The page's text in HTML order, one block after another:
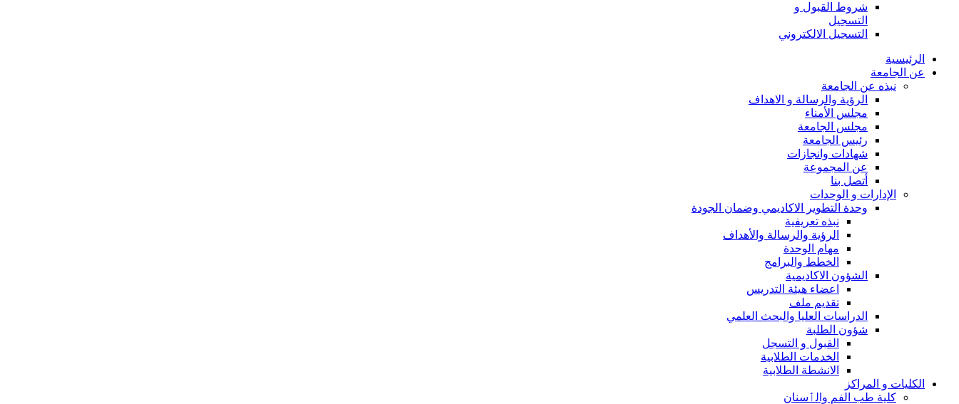
شروط القبول و
التسجيل
التسجيل الالكتروني
الرئيسية
عن الجامعة
نبذه عن الجامعة
الرؤية والرسالة و الاهداف
مجلس الأمناء
مجلس الجامعة
رئيس الجامعة
شهادات وانجازات
عن المجموعة
أتصل بنا
الإدارات و الوحدات
وحدة التطوير الاكاديمي وضمان الجودة
نبذه تعريفية
الرؤية والرسالة والأهداف
مهام الوحدة
الخطط والبرامج
الشؤون الاكاديمية
اعضاء هيئة التدريس
تقديم ملف
الدراسات العليا والبحث العلمي
شؤون الطلبة
القبول و التسجل
الخدمات الطلابية
الانشطة الطلابية
الكليات و المراكز
كلية طب الفم والٲسنان